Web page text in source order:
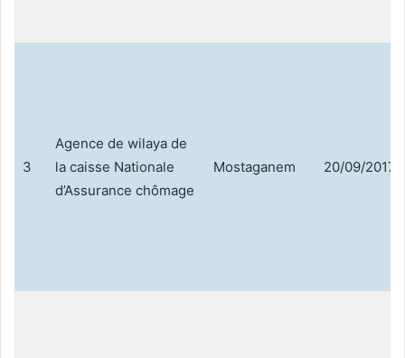
3
Agence de wilaya de
la caisse Nationale
d’Assurance chômage
Mostaganem 20/09/2017